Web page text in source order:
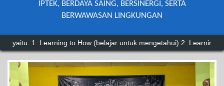
IPTEK, BERDAYA SAING, BERSINERGI, SERTA
BERWAWASAN LINGKUNGAN
to How (belajar untuk mengetahui) 2. Learning to Do